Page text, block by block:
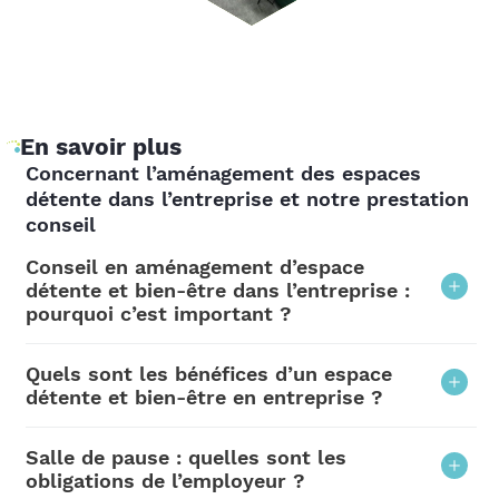
En savoir plus
Concernant l’aménagement des espaces
détente dans l’entreprise et notre prestation
conseil
Conseil en aménagement d’espace
détente et bien-être dans l’entreprise :
pourquoi c’est important ?
conseil en amont de vos projets
investissement vous permettant de réaliser
des espaces réussis qui seront plébiscités par
Quels sont les bénéfices d’un espace
détente et bien-être en entreprise ?
sont des préoccupations majeures pour les
Salle de pause : quelles sont les
obligations de l’employeur ?